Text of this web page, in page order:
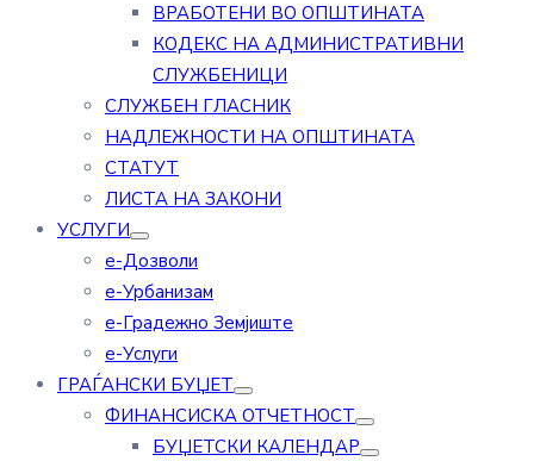
ВРАБОТЕНИ ВО ОПШТИНАТА
КОДЕКС НА АДМИНИСТРАТИВНИ
СЛУЖБЕНИЦИ
СЛУЖБЕН ГЛАСНИК
НАДЛЕЖНОСТИ НА ОПШТИНАТА
СТАТУТ
ЛИСТА НА ЗАКОНИ
УСЛУГИ
е-Дозволи
е-Урбанизам
е-Градежно Земјиште
е-Услуги
ГРАЃАНСКИ БУЏЕТ
ФИНАНСИСКА ОТЧЕТНОСТ
БУЏЕТСКИ КАЛЕНДАР